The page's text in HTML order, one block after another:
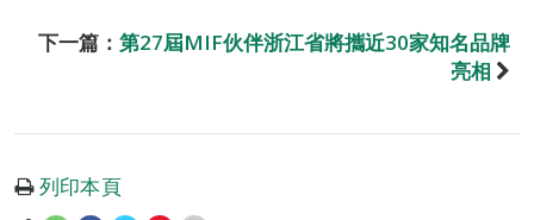
下一篇： 第27屆MIF伙伴浙江省將攜近30家知名品牌
亮相
列印本頁